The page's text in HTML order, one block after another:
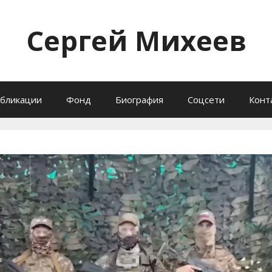
Сергей Михеев
Фонд Биография Соцсети